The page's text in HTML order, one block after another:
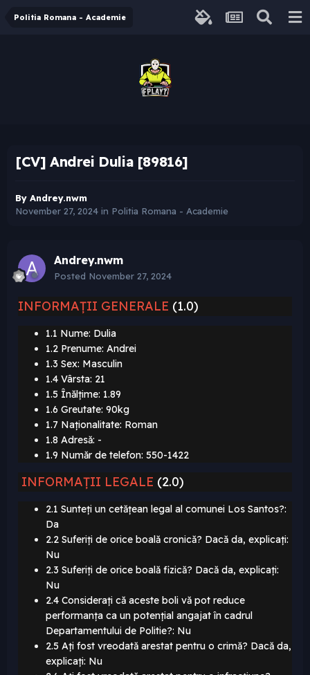
Politia Romana - Academie
[CV] Andrei Dulia [89816]
By Andrey.nwm
November 27, 2024 in Politia Romana - Academie
Andrey.nwm
Posted November 27, 2024
INFORMAȚII GENERALE (1.0)
1.1 Nume: Dulia
1.2 Prenume: Andrei
1.3 Sex: Masculin
1.4 Vârsta: 21
1.5 Înălțime: 1.89
1.6 Greutate: 90kg
1.7 Naționalitate: Roman
1.8 Adresă: -
1.9 Număr de telefon: 550-1422
INFORMAȚII LEGALE (2.0)
2.1 Sunteți un cetățean legal al comunei Los Santos?:
Da
2.2 Suferiți de orice boală cronică? Dacă da, explicați:
Nu
2.3 Suferiți de orice boală fizică? Dacă da, explicați:
Nu
2.4 Considerați că aceste boli vă pot reduce
performanța ca un potențial angajat în cadrul
Departamentului de Politie?: Nu
2.5 Ați fost vreodată arestat pentru o crimă? Dacă da,
explicați: Nu